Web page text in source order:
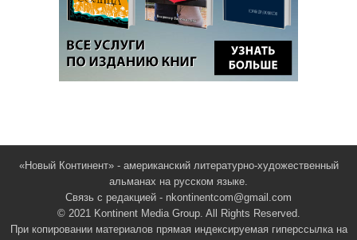
«Новый Континент» - американский литературно-художественный
альманах на русском языке.
Связь с редакцией - nkontinentcom@gmail.com
© 2021 Kontinent Media Group. All Rights Reserved.
При копировании материалов прямая индексируемая гиперссылка на